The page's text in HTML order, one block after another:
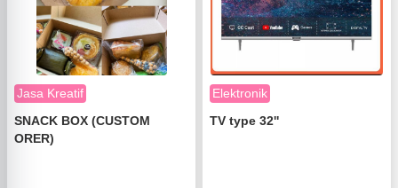
Jasa Kreatif
SNACK BOX (CUSTOM
ORER)
Elektronik
TV type 32''